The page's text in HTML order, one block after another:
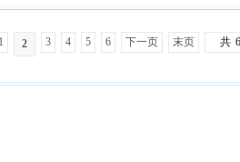
1 2 3 4 5 6 下一页 末页 共 6